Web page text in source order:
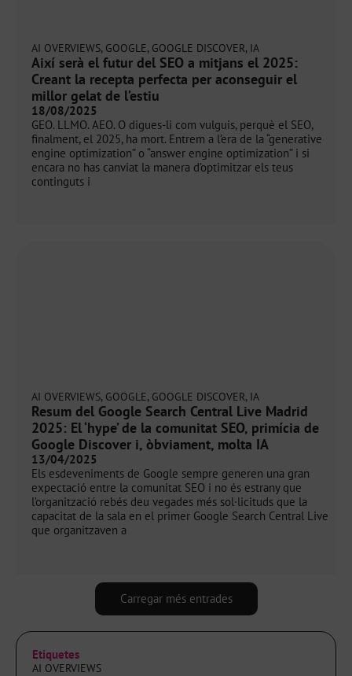
AI OVERVIEWS, GOOGLE, GOOGLE DISCOVER, IA
Així serà el futur del SEO a mitjans el 2025:
Creant la recepta perfecta per aconseguir el
millor gelat de l’estiu
18/08/2025
GEO. LLMO. AEO. O digues-li com vulguis, perquè el SEO,
finalment, el 2025, ha mort. Entrem a l’era de la “generative
engine optimization” o “answer engine optimization” i si
encara no has canviat la manera d’optimitzar els teus
continguts i
AI OVERVIEWS, GOOGLE, GOOGLE DISCOVER, IA
Resum del Google Search Central Live Madrid
2025: El ‘hype’ de la comunitat SEO, primícia de
Google Discover i, òbviament, molta IA
13/04/2025
Els esdeveniments de Google sempre generen una gran
expectació entre la comunitat SEO i no és estrany que
l’organització rebés deu vegades més sol·licituds que la
capacitat de la sala en el primer Google Search Central Live
que organitzaven a
Carregar més entrades
Etiquetes
AI OVERVIEWS